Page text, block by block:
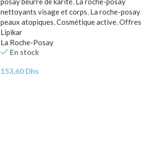
nettoyants visage et corps La roche-posay
peaux atopiques Cosmétique active, Offres
Lipikar
La Roche-Posay
En stock
153,60 Dhs